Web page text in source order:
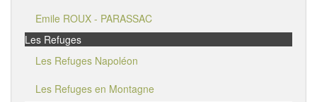
Emile ROUX - PARASSAC
Les Refuges
Les Refuges Napoléon
Les Refuges en Montagne